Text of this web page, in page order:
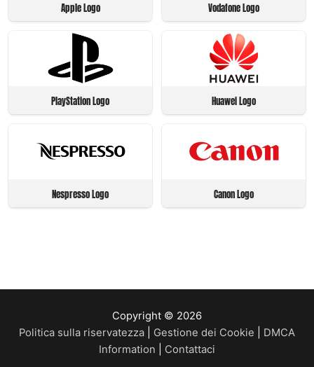
Apple Logo Vodafone Logo
PlayStation Logo Huawei Logo
Nespresso Logo Canon Logo
Copyright © 2026
Politica sulla riservatezza
Gestione dei Cookie
DMCA
Information
Contattaci